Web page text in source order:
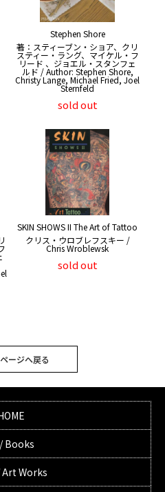
Stephen Shore
著：スティーブン・ショア、クリ
スティー・ラング、マイケル・フ
リード 、ジョエル・スタンフェ
ルド / Author: Stephen Shore,
Christy Lange, Michael Fried, Joel
Sternfeld
sold out
SKIN SHOWS II The Art of Tattoo
クリス・ウロブレフスキー /
Chris Wroblewsk
sold out
ージへ戻る
Books
Art Works